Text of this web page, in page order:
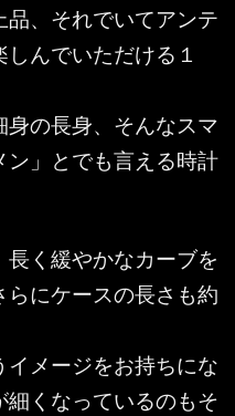
、それでいてアンテ
んでいただける１
の長身、そんなスマ
」とでも言える時計
く緩やかなカーブを
にケースの長さも約
イメージをお持ちにな
くなっているのもそ